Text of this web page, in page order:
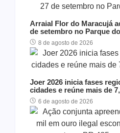
Arraial Flor do Maracujá
de setembro no Parque
8 de agosto de 2026
Joer 2026 inicia fases
cidades e reúne mais de
6 de agosto de 2026